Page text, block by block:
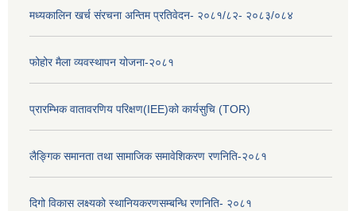
मध्यकालिन खर्च संरचना अन्तिम प्रतिवेदन- २०८१/८२- २०८३/०८४
फोहोर मैला व्यवस्थापन योजना-२०८१
प्रारम्भिक वातावरणिय परिक्षण(IEE)को कार्यसुचि (TOR)
लैङ्‍गिक समानता तथा सामाजिक समावेशिकरण रणनिति-२०८१
दिगो विकास लक्ष्यको स्थानियकरणसम्बन्धि रणनिति- २०८१